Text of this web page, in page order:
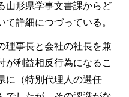
山形県学事文書課からど
詳細につづっている。
理事長と会社の社長を兼
が利益相反行為になるこ
に（特別代理人の選任